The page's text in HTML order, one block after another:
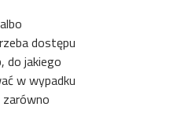
dostępu
do jakiego
w wypadku